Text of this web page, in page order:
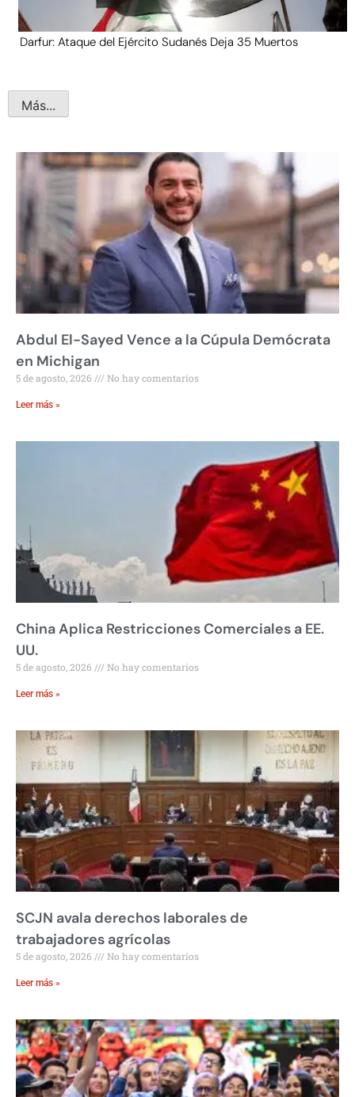
Darfur: Ataque del Ejército Sudanés Deja 35 Muertos
Más...
Abdul El-Sayed Vence a la Cúpula Demócrata
en Michigan
5 de agosto, 2026 No hay comentarios
Leer más »
China Aplica Restricciones Comerciales a EE.
UU.
5 de agosto, 2026 No hay comentarios
Leer más »
SCJN avala derechos laborales de
trabajadores agrícolas
5 de agosto, 2026 No hay comentarios
Leer más »